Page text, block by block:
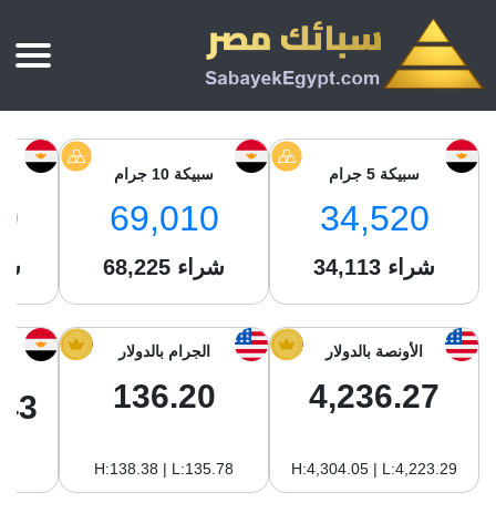
أسعار الذهب
سعر الذهب عيار 24
سعر جنيه الذهب
سبائك الذهب
بي تي سي
سام
سليمة جولد
سويس جولد
أسعار الفضة اليوم
سبائك الفضة
بي تي سي
جونير
نجم الدين
من نحن
سبيكة 5 جرام
34,520
34,113 شراء
سبيكة 10 جرام
69,010
68,225 شراء
الأونصة بالدولار
4,236.27
H:4,304.05 | L:4,223.29
الجرام بالدولار
136.20
H:138.38 | L:135.78